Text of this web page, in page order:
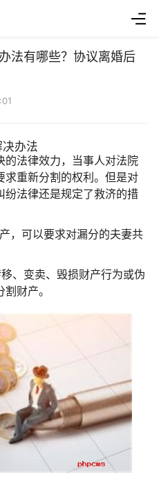
法有哪些？协议离婚后
办法
的法律效力，当事人对法院
求重新分割的权利。但是对
纷法律还是规定了救济的措
，可以要求对漏分的夫妻共
、变卖、毁损财产行为或伪
财产。